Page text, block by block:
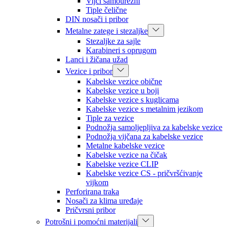
Tiple čelične
DIN nosači i pribor
Metalne zatege i stezaljke
Stezaljke za sajle
Karabineri s oprugom
Lanci i žičana užad
Vezice i pribor
Kabelske vezice obične
Kabelske vezice u boji
Kabelske vezice s kuglicama
Kabelske vezice s metalnim jezikom
Tiple za vezice
Podnožja samoljepljiva za kabelske vezice
Podnožja vijčana za kabelske vezice
Metalne kabelske vezice
Kabelske vezice na čičak
Kabelske vezice CLIP
Kabelske vezice CS - pričvršćivanje
vijkom
Perforirana traka
Nosači za klima uređaje
Pričvrsni pribor
Potrošni i pomoćni materijali